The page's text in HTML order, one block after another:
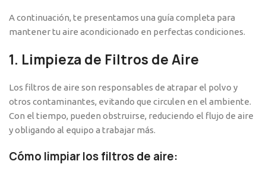
A continuación, te presentamos una guía completa para
mantener tu aire acondicionado en perfectas condiciones.
1. Limpieza de Filtros de Aire
Los filtros de aire son responsables de atrapar el polvo y
otros contaminantes, evitando que circulen en el ambiente.
Con el tiempo, pueden obstruirse, reduciendo el flujo de aire
y obligando al equipo a trabajar más.
Cómo limpiar los filtros de aire: